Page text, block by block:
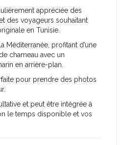
appréciée des
des voyageurs souhaitant
en Tunisie.
Méditerranée, profitant d’une
chameau avec un
en arrière-plan.
pour prendre des photos
et peut être intégrée à
le temps disponible et vos